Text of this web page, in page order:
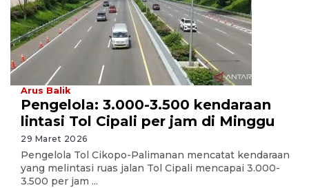
Arus Balik
Pengelola: 3.000-3.500 kendaraan
lintasi Tol Cipali per jam di Minggu
29 Maret 2026
Pengelola Tol Cikopo-Palimanan mencatat kendaraan
yang melintasi ruas jalan Tol Cipali mencapai 3.000-
3.500 per jam ...